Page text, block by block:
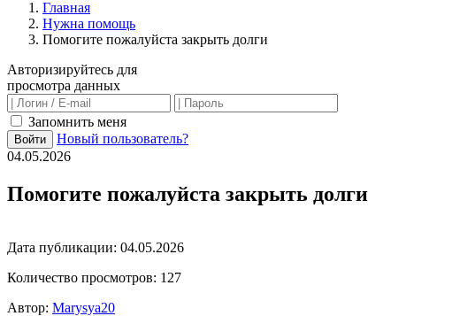
Главная
Нужна помощь
Помогите пожалуйста закрыть долги
Авторизируйтесь для
просмотра данных
Запомнить меня
Войти
Новый пользователь?
04.05.2026
Помогите пожалуйста закрыть долги
Дата публикации: 04.05.2026
Количество просмотров: 127
Автор: Marysya20